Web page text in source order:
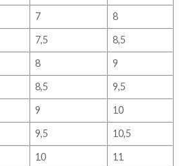
7
8
7,5
8,5
8
9
8,5
9,5
9
10
9,5
10,5
10
11